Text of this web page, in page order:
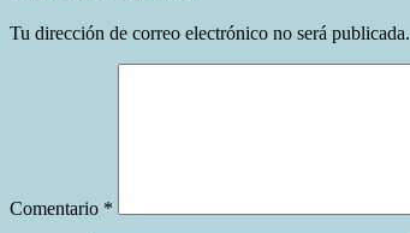
Tu dirección de correo electrónico no será publicada.
Comentario *